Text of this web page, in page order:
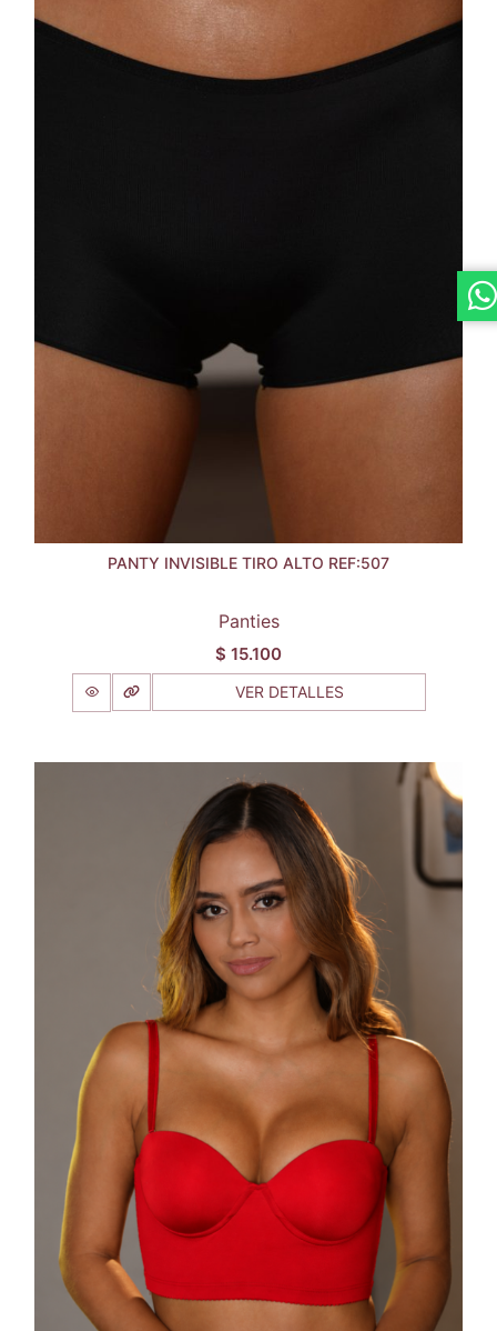
PANTY INVISIBLE TIRO ALTO REF:507
Panties
$ 15.100
VER DETALLES